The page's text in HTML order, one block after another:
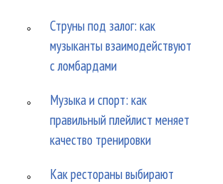
Струны под залог: как
музыканты взаимодействуют
с ломбардами
Музыка и спорт: как
правильный плейлист меняет
качество тренировки
Как рестораны выбирают